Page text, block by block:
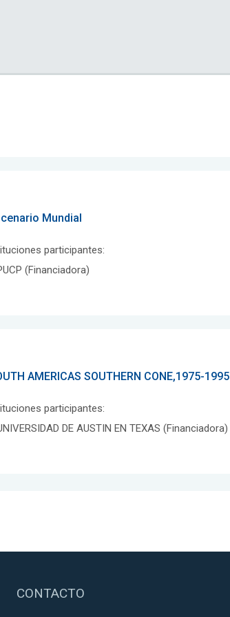
Mundial
participantes:
(Financiadora)
AMERICAS SOUTHERN CONE,1975-1995
participantes:
DE AUSTIN EN TEXAS (Financiadora)
CONTACTO